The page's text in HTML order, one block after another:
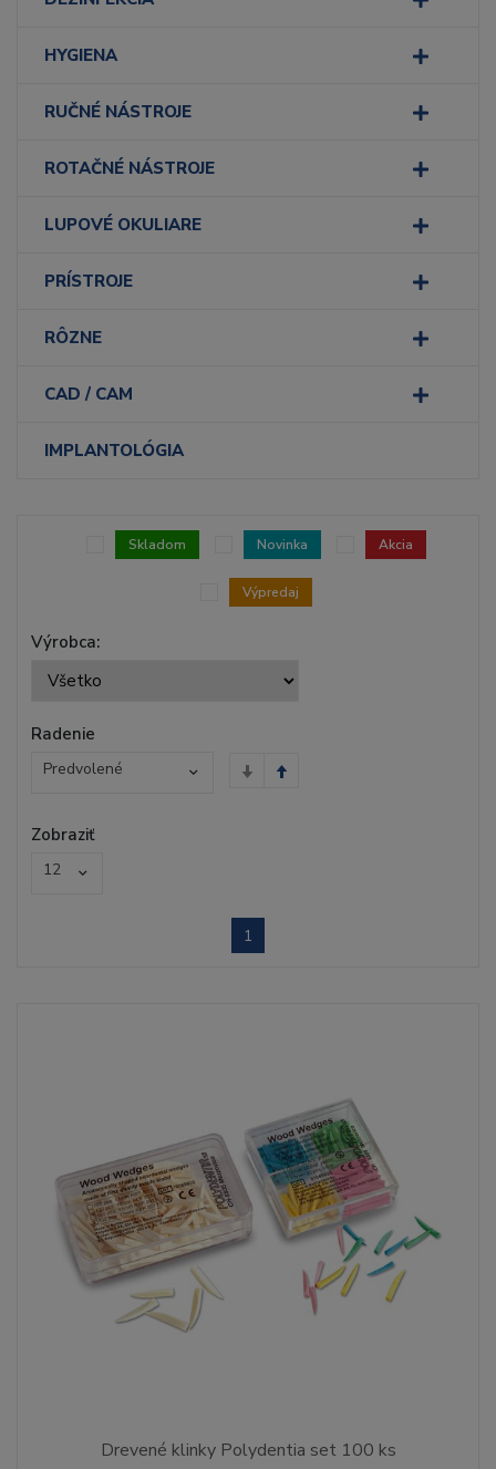
HYGIENA
RUČNÉ NÁSTROJE
ROTAČNÉ NÁSTROJE
LUPOVÉ OKULIARE
PRÍSTROJE
RÔZNE
CAD / CAM
IMPLANTOLÓGIA
Výrobca:
Skladom Novinka Akcia
Výpredaj
Radenie
Predvolené
Zobraziť
12
1
Drevené klinky Polydentia set 100 ks